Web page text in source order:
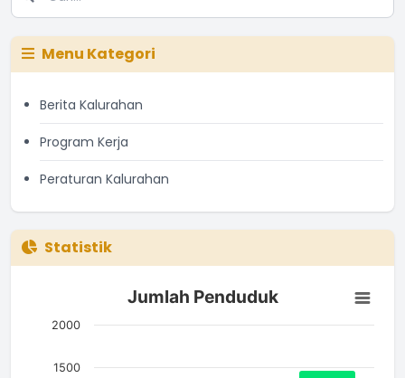
Menu Kategori
Berita Kalurahan
Program Kerja
Peraturan Kalurahan
Statistik
Jumlah Penduduk
Bar chart with 3 bars.
The chart has 1 X axis displaying categories.
Jumlah Penduduk
1500
2000